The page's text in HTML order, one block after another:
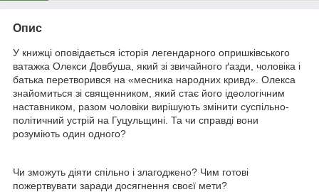
Опис
У книжці оповідається історія легендарного опришківського
ватажка Олекси Довбуша, який зі звичайного ґазди, чоловіка і
батька перетворився на «месника народних кривд». Олекса
знайомиться зі священником, який стає його ідеологічним
наставником, разом чоловіки вирішують змінити суспільно-
політичний устрій на Гуцульщині. Та чи справді вони
розуміють один одного?
Чи зможуть діяти спільно і злагоджено? Чим готові
пожертвувати заради досягнення своєї мети?